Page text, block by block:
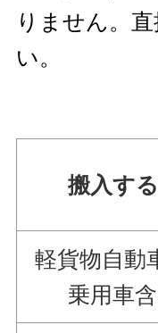
りません。
い。
搬入す
軽貨物自動
乗用車含